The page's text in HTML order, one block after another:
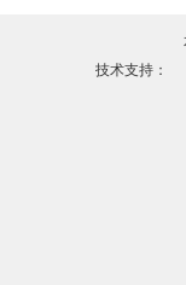
技术支持：